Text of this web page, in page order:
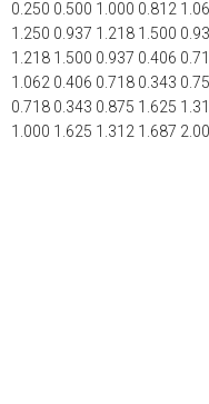
0.250 0.500 1.000 0.812
1.250 0.937 1.218 1.500
1.218 1.500 0.937 0.406
1.062 0.406 0.718 0.343
0.718 0.343 0.875 1.625
1.000 1.625 1.312 1.687